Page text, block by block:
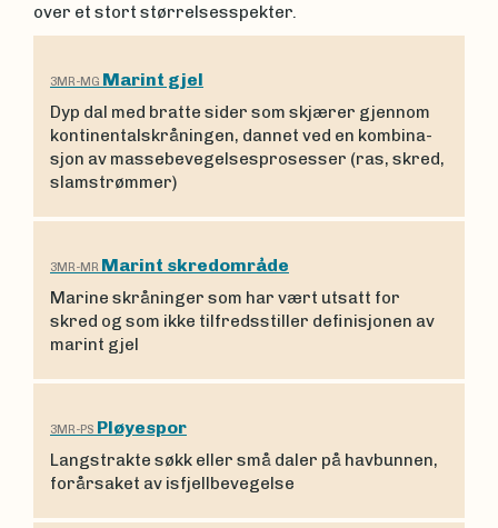
over et stort størrelsesspekter.
3MR-MG Marint gjel
Dyp dal med bratte sider som skjærer gjennom
kontinen­talskråningen, dan­net ved en kombina­
sjon av massebeve­gel­sesprosesser (ras, skred,
slamstrøm­mer)
3MR-MR Marint skredområde
Marine skråninger som har vært utsatt for
skred og som ikke tilfredsstiller definisjonen av
marint gjel
3MR-PS Pløyespor
Langstrakte søkk eller små daler på havbunnen,
forårsaket av isfjellbevegelse